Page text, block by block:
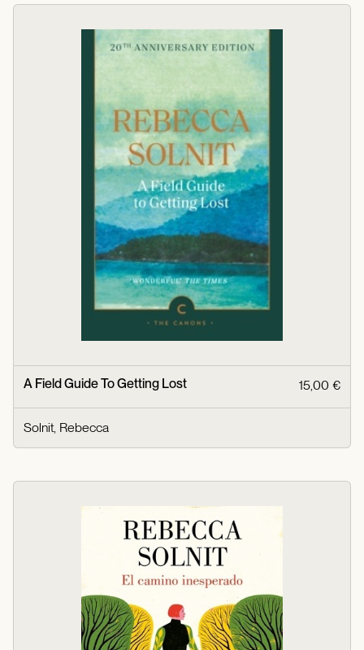
A Field Guide To Getting Lost 15,00 €
Solnit, Rebecca